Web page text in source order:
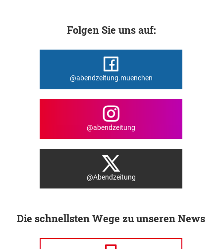
Folgen Sie uns auf:
@abendzeitung.muenchen
@abendzeitung
@Abendzeitung
Die schnellsten Wege zu unseren News